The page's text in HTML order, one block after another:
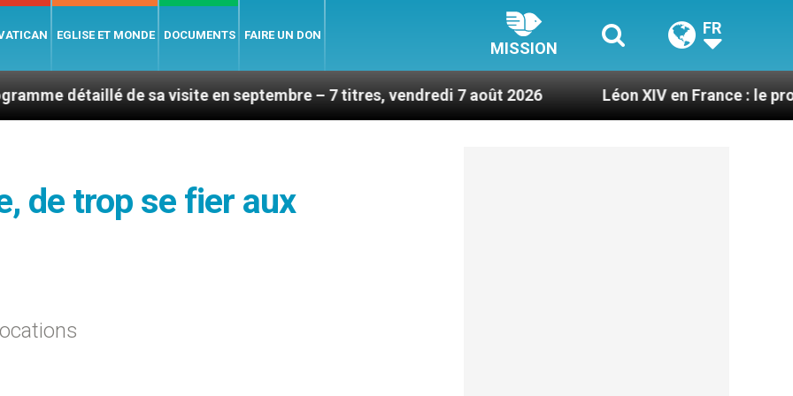
EGLISE ET MONDE DOCUMENTS FAIRE UN DON
MISSION
FR
de sa visite en septembre – 7 titres, vendredi 7 août 2026 Léon XIV en France : le programme
de trop se fier aux